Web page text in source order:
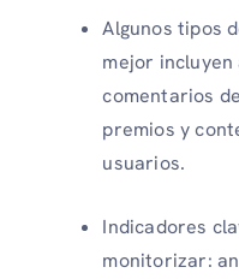
Algunos tipos
mejor
comentarios
premios y
usuarios.
Indicadores
monitorizar: